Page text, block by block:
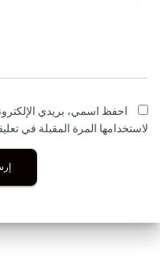
احفظ اسمي، بريدي
لاستخدامها المرة المقبلة في